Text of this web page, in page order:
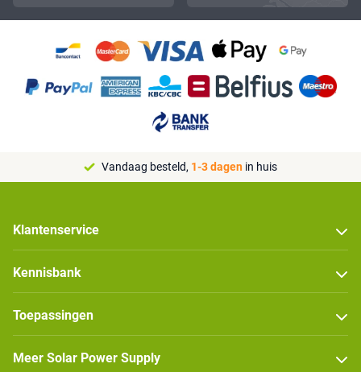
Vandaag besteld, 1-3 dagen in huis
Klantenservice
Kennisbank
Toepassingen
Meer Solar Power Supply